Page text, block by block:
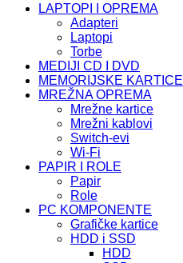
LAPTOPI I OPREMA
Adapteri
Laptopi
Torbe
MEDIJI CD I DVD
MEMORIJSKE KARTICE
MREŽNA OPREMA
Mrežne kartice
Mrežni kablovi
Switch-evi
Wi-Fi
PAPIR I ROLE
Papir
Role
PC KOMPONENTE
Grafičke kartice
HDD i SSD
HDD